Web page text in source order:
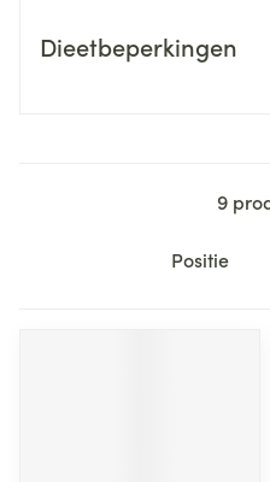
Dieetbeperkingen
9
Sorteer op: